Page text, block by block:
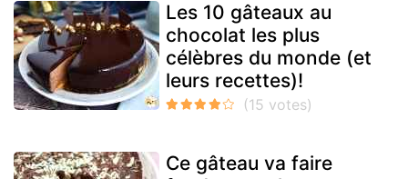
Les 10 gâteaux au
chocolat les plus
célèbres du monde (et
leurs recettes)!
Ce gâteau va faire